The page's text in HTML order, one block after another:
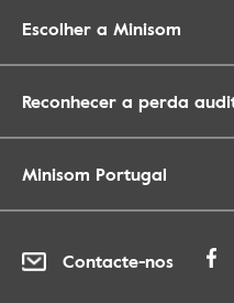
Escolher a Minisom
Reconhecer a perda
Minisom Portugal
Contacte-nos